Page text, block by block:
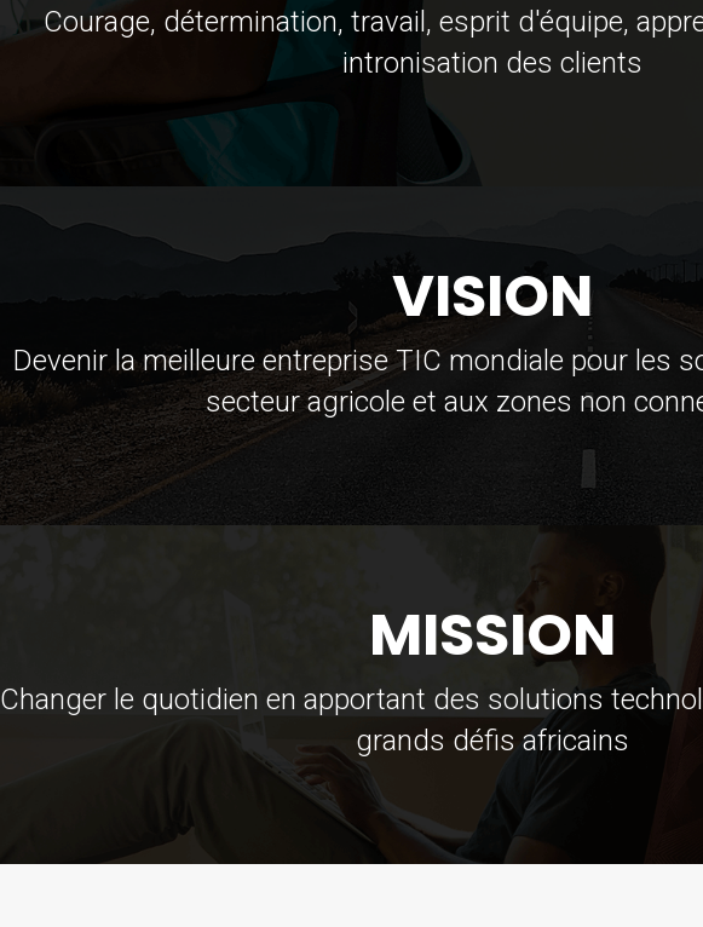
Courage, détermination, travail, esprit d'équipe,
intronisation des clients
VISION
Devenir la meilleure entreprise TIC mondiale pour les
secteur agricole et aux zones non
MISSION
Changer le quotidien en apportant des solutions
grands défis africains